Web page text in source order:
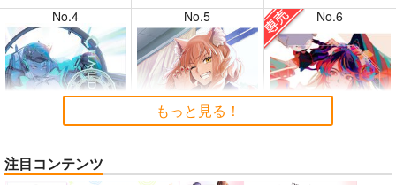
7月30日掲載 7月30日掲載
No.4 No.5 No.6
もっと見る！
注目コンテンツ